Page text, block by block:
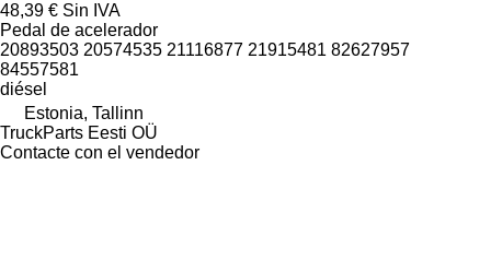
48,39 € Sin IVA
Pedal de acelerador
20893503 20574535 21116877 21915481 82627957
84557581
diésel
Estonia, Tallinn
TruckParts Eesti OÜ
Contacte con el vendedor